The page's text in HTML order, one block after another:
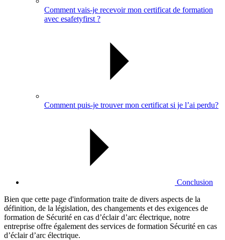
Comment vais-je recevoir mon certificat de formation
avec esafetyfirst ?
Comment puis-je trouver mon certificat si je l’ai perdu?
Conclusion
Bien que cette page d'information traite de divers aspects de la
définition, de la législation, des changements et des exigences de
formation de Sécurité en cas d’éclair d’arc électrique, notre
entreprise offre également des services de formation Sécurité en cas
d’éclair d’arc électrique.